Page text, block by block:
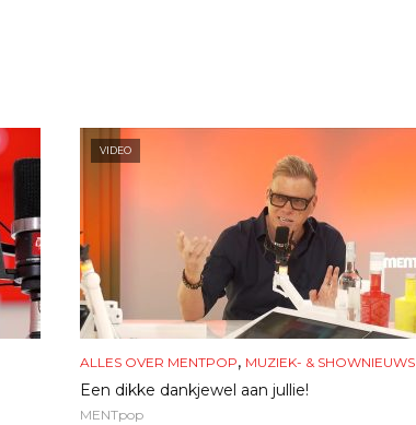
VIDEO
ALLES OVER MENTPOP, MUZIEK- & SHOWNIEUWS
Een dikke dankjewel aan jullie!
MENTpop